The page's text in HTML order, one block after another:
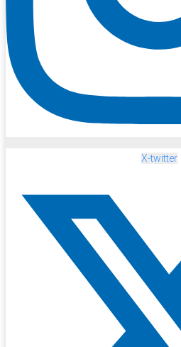
X-twitter